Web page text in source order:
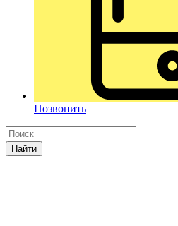
Позвонить
Найти